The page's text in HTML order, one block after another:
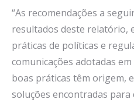
“As recomendações a
resultados deste relatório,
práticas de políticas e
comunicações adotadas em
boas práticas têm origem,
soluções encontradas para